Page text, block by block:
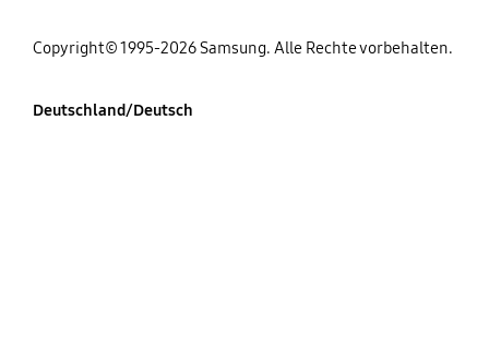
Copyright© 1995-2026 Samsung. Alle Rechte vorbehalten.
Deutschland/Deutsch